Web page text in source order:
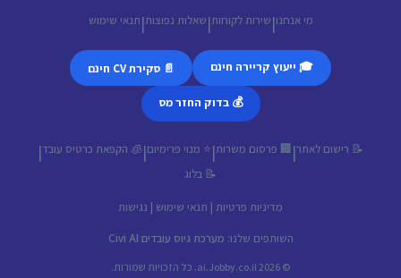
מי אנחנו|שירות לקוחות|שאלות נפוצות|תנאי שימוש
🎓 ייעוץ קריירה חינם 📄 סקירת CV חינם
💰 בדוק החזר מס
📝 רישום לאתר| 🏢 פרסום משרות|⭐ מנוי פרימיום|🧊 הקפאת כרטיס עובד|
📝 בלוג
מדיניות פרטיות | תנאי שימוש | נגישות
השותפים שלנו: מערכת גיוס עובדים Civi AI
© 2026 ai.Jobby.co.il. כל הזכויות שמורות.